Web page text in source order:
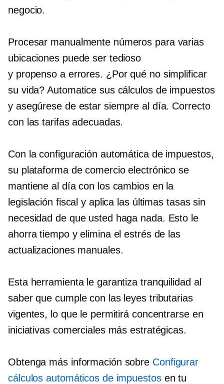
negocio.
Procesar manualmente números para varias
ubicaciones puede ser tedioso
y propenso a errores. ¿Por qué no simplificar
su vida? Automatice sus cálculos de impuestos
y asegúrese de estar siempre al día. Correcto
con las tarifas adecuadas.
Con la configuración automática de impuestos,
su plataforma de comercio electrónico se
mantiene al día con los cambios en la
legislación fiscal y aplica las últimas tasas sin
necesidad de que usted haga nada. Esto le
ahorra tiempo y elimina el estrés de las
actualizaciones manuales.
Esta herramienta le garantiza tranquilidad al
saber que cumple con las leyes tributarias
vigentes, lo que le permitirá concentrarse en
iniciativas comerciales más estratégicas.
Obtenga más información sobre Configurar
cálculos automáticos de impuestosen tu